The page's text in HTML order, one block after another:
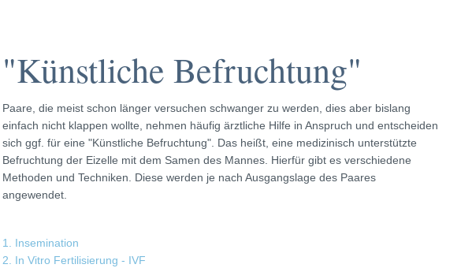
"Künstliche Befruchtung"
Paare, die meist schon länger versuchen schwanger zu werden, dies aber bislang
einfach nicht klappen wollte, nehmen häufig ärztliche Hilfe in Anspruch und entscheiden
sich ggf. für eine "Künstliche Befruchtung". Das heißt, eine medizinisch unterstützte
Befruchtung der Eizelle mit dem Samen des Mannes. Hierfür gibt es verschiedene
Methoden und Techniken. Diese werden je nach Ausgangslage des Paares
angewendet.
1. Insemination
2. In Vitro Fertilisierung - IVF